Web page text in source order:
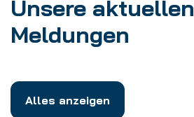
Unsere aktuellen
Meldungen
Alles anzeigen